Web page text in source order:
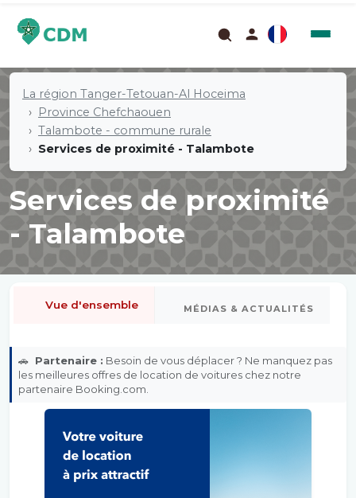
La région Tanger-Tetouan-Al Hoceima
Province Chefchaouen
Talambote - commune rurale
Services de proximité - Talambote
Services de proximité
- Talambote
Vue d'ensemble MÉDIAS & ACTUALITÉS
🚗 Partenaire : Besoin de vous déplacer ? Ne manquez pas
les meilleures offres de location de voitures chez notre
partenaire Booking.com.